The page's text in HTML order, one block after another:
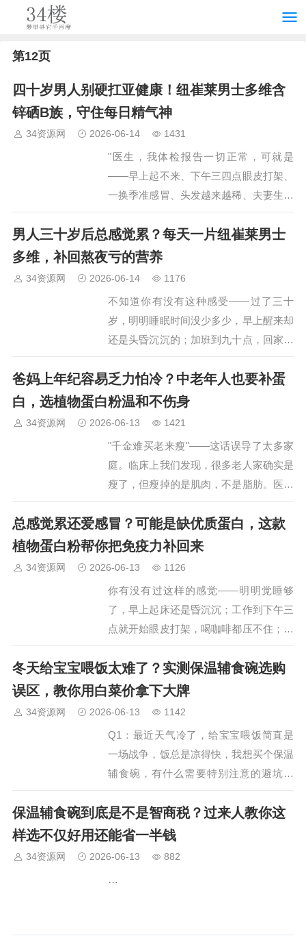
第12页
四十岁男人别硬扛亚健康！纽崔莱男士多维含
锌硒B族，守住每日精气神
34资源网 2026-06-14 1431
"医生，我体检报告一切正常，可就是
——早上起不来、下午三四点眼皮打架、
一换季准感冒、头发越来越稀、夫妻生活
质量也大不如前……我是不是得了什么查
不出的病？"…
男人三十岁后总感觉累？每天一片纽崔莱男士
多维，补回熬夜亏的营养
34资源网 2026-06-14 1176
不知道你有没有这种感受——过了三十
岁，明明睡眠时间没少多少，早上醒来却
还是头昏沉沉的；加班到九十点，回家往
沙发上一坐就不想动，周末补觉两天也缓
不过那股"虚脱感"。很多人以为是年纪到
了，其实更多时候，是长期饮食不规律、
爸妈上年纪容易乏力怕冷？中老年人也要补蛋
白，选植物蛋白粉温和不伤身
34资源网 2026-06-13 1421
"千金难买老来瘦"——这话误导了太多家
庭。临床上我们发现，很多老人家确实是
瘦了，但瘦掉的是肌肉，不是脂肪。医学
上称之为少肌症（肌少症）：随着年龄增
长，蛋白质合成效率下降，若摄入不足，
骨骼肌量逐年流失，表现为腿脚无力、走
总感觉累还爱感冒？可能是缺优质蛋白，这款
植物蛋白粉帮你把免疫力补回来
34资源网 2026-06-13 1126
你有没有过这样的感觉——明明觉睡够
了，早上起床还是昏沉沉；工作到下午三
点就开始眼皮打架，喝咖啡都压不住；天
气一降温身边人感冒你必中招，或者好不
容易好了又反复？很多人把这些归咎
于"太累了"或"体质差"，…
冬天给宝宝喂饭太难了？实测保温辅食碗选购
误区，教你用白菜价拿下大牌
34资源网 2026-06-13 1142
Q1：最近天气冷了，给宝宝喂饭简直是
一场战争，饭总是凉得快，我想买个保温
辅食碗，有什么需要特别注意的避坑点
吗？A：太理解了！我也经历过那种一边
吹气一边喂饭的日子。关于保温辅食碗，
我作为踩过坑的过来人，必须给你泼盆冷
保温辅食碗到底是不是智商税？过来人教你这
样选不仅好用还能省一半钱
34资源网 2026-06-13 882
…